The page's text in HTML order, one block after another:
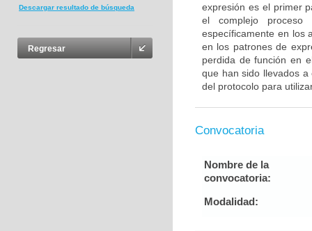
Descargar resultado de búsqueda
Regresar
expresión es el primer
el complejo proceso
específicamente en los
en los patrones de
perdida de función en
que han sido llevados
del protocolo para
Convocatoria
Nombre de la
convocatoria:
Modalidad: